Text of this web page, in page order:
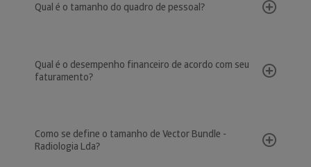
Qual é o tamanho do quadro de pessoal?
Qual é o desempenho financeiro de acordo com seu
faturamento?
Como se define o tamanho de Vector Bundle -
Radiologia Lda?